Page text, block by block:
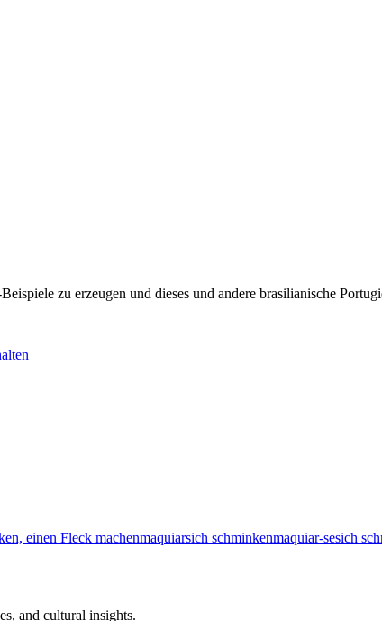
zu erzeugen und dieses und andere brasilianische
einen Fleck machenmaquiarsich schminkenmaquiar-sesich
and cultural insights.